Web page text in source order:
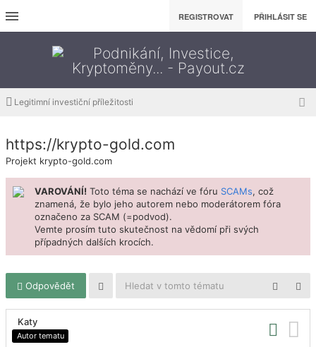
REGISTROVAT PŘIHLÁSIT SE
Legitimní investiční příležitosti
https://krypto-gold.com
Projekt krypto-gold.com
VAROVÁNÍ! Toto téma se nachází ve fóru SCAMs, což
znamená, že bylo jeho autorem nebo moderátorem fóra
označeno za SCAM (=podvod).
Vemte prosím tuto skutečnost na vědomí při svých
případných dalších krocích.
Odpovědět
Katy
Autor tematu